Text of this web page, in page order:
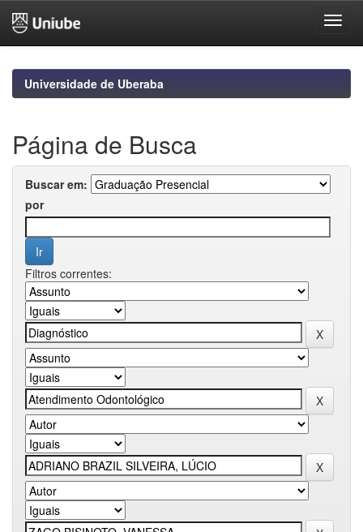
navigationUniversidade de Uberaba
Página de Busca
Buscar em:
por
Filtros correntes: